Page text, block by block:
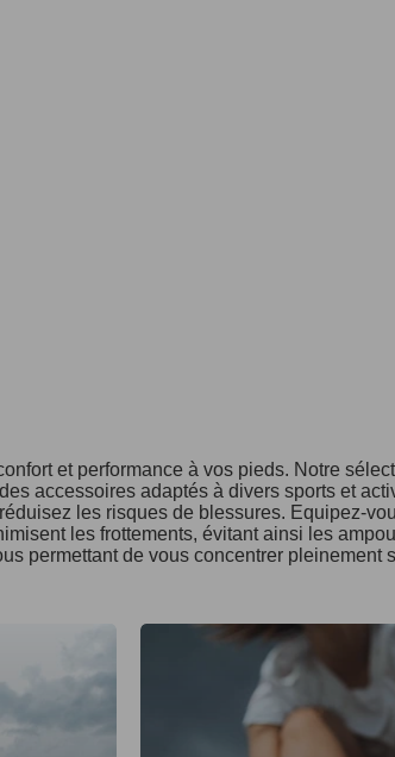
et performance à vos pieds. Notre
accessoires adaptés à divers sports et
les risques de blessures. Equipez-
les frottements, évitant ainsi les
permettant de vous concentrer pleinement